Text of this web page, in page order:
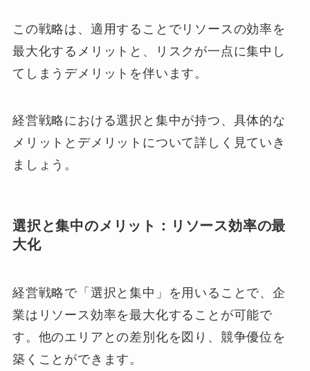
この戦略は、適用することでリソースの効率を
最大化するメリットと、リスクが一点に集中し
てしまうデメリットを伴います。
経営戦略における選択と集中が持つ、具体的な
メリットとデメリットについて詳しく見ていき
ましょう。
選択と集中のメリット：リソース効率の最
大化
経営戦略で「選択と集中」を用いることで、企
業はリソース効率を最大化することが可能で
す。他のエリアとの差別化を図り、競争優位を
築くことができます。